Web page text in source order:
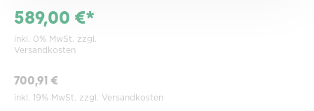
589,00 €*
inkl. 0% MwSt. zzgl.
Versandkosten
700,91 €
inkl. 19% MwSt. zzgl. Versandkosten